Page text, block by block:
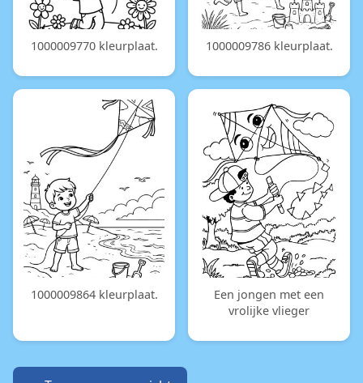
1000009770 kleurplaat. 1000009786 kleurplaat.
1000009864 kleurplaat.
Een jongen met een
vrolijke vlieger